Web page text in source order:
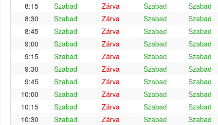
8:15
Szabad Zárva Szabad
Szabad
8:30
Szabad Zárva Szabad
Szabad
8:45
Szabad Zárva Szabad
Szabad
9:00
Szabad Zárva Szabad
Szabad
9:15
Szabad Zárva Szabad
Szabad
9:30
Szabad Zárva Szabad
Szabad
9:45
Szabad Zárva Szabad
Szabad
10:00
Szabad Zárva Szabad
Szabad
10:15
Szabad Zárva Szabad
Szabad
10:30
Szabad Zárva Szabad
Szabad